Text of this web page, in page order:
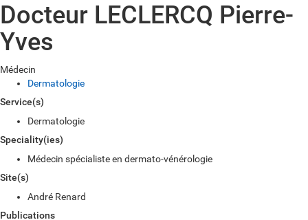
Docteur LECLERCQ Pierre-
Yves
Médecin
Dermatologie
Service(s)
Dermatologie
Speciality(ies)
Médecin spécialiste en dermato-vénérologie
Site(s)
André Renard
Publications